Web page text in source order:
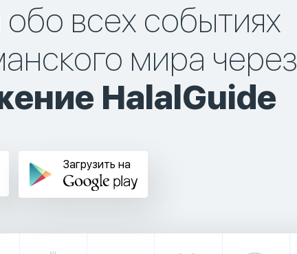
всех событиях
мира через
HalalGuide
Загрузить на